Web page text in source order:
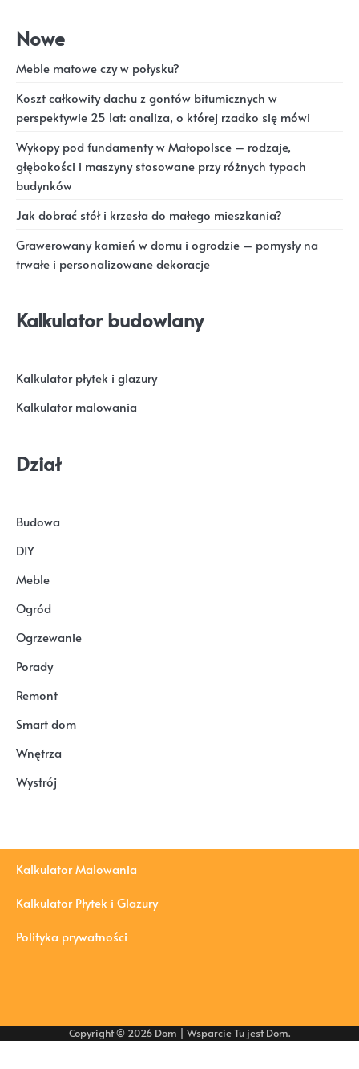
Nowe
Meble matowe czy w połysku?
Koszt całkowity dachu z gontów bitumicznych w
perspektywie 25 lat: analiza, o której rzadko się mówi
Wykopy pod fundamenty w Małopolsce – rodzaje,
głębokości i maszyny stosowane przy różnych typach
budynków
Jak dobrać stół i krzesła do małego mieszkania?
Grawerowany kamień w domu i ogrodzie – pomysły na
trwałe i personalizowane dekoracje
Kalkulator budowlany
Kalkulator płytek i glazury
Kalkulator malowania
Dział
Budowa
DIY
Meble
Ogród
Ogrzewanie
Porady
Remont
Smart dom
Wnętrza
Wystrój
Kalkulator Malowania
Kalkulator Płytek i Glazury
Polityka prywatności
Copyright © 2026 Dom | WsparcieTu jest Dom.